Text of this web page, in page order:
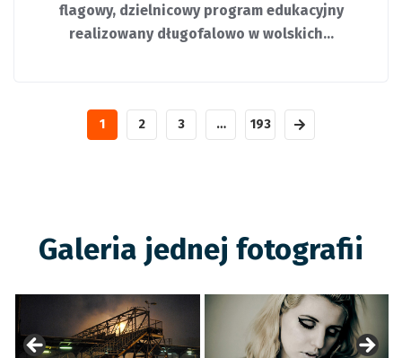
flagowy, dzielnicowy program edukacyjny
realizowany długofalowo w wolskich…
1 2 3 … 193
Galeria jednej fotografii